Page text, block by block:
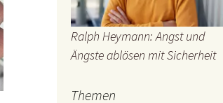
Ralph Heymann: Angst und
Ängste ablösen mit Sicherheit
Themen